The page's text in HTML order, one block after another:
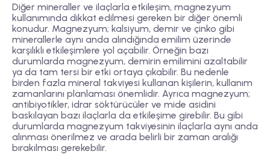
Diğer mineraller ve ilaçlarla etkileşim, magnezyum
kullanımında dikkat edilmesi gereken bir diğer önemli
konudur. Magnezyum; kalsiyum, demir ve çinko gibi
minerallerle aynı anda alındığında emilim üzerinde
karşılıklı etkileşimlere yol açabilir. Örneğin bazı
durumlarda magnezyum, demirin emilimini azaltabilir
ya da tam tersi bir etki ortaya çıkabilir. Bu nedenle
birden fazla mineral takviyesi kullanan kişilerin, kullanım
zamanlarını planlaması önemlidir. Ayrıca magnezyum;
antibiyotikler, idrar söktürücüler ve mide asidini
baskılayan bazı ilaçlarla da etkileşime girebilir. Bu gibi
durumlarda magnezyum takviyesinin ilaçlarla aynı anda
alınması önerilmez ve arada belirli bir zaman aralığı
bırakılması gerekebilir.